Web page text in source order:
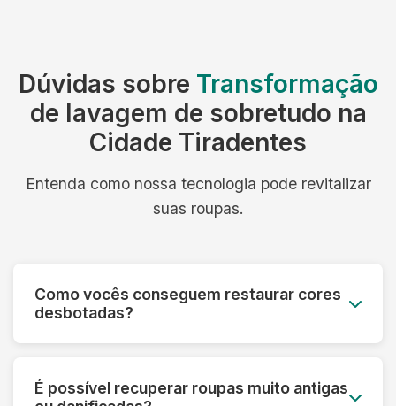
Dúvidas sobre Transformação
de lavagem de sobretudo na
Cidade Tiradentes
Entenda como nossa tecnologia pode revitalizar
suas roupas.
Como vocês conseguem restaurar cores
desbotadas?
pigmentos das fibras e aplicamos tratamentos
que devolvem a vivacidade original das cores,
É possível recuperar roupas muito antigas